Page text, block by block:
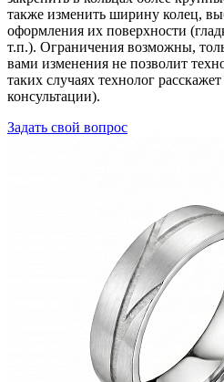
также изменить ширину колец,
оформления их поверхности
т.п.). Ограничения возможны,
вами изменения не позволит
таких случаях технолог
консультации).
Задать свой вопрос